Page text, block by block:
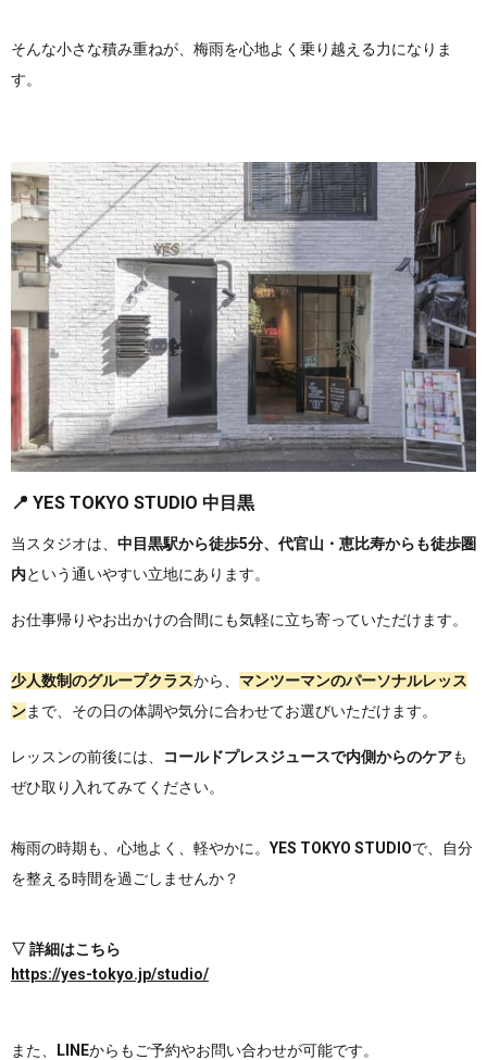
そんな小さな積み重ねが、梅雨を心地よく乗り越える力になりま
す。
📍 YES TOKYO STUDIO 中目黒
当スタジオは、 中目黒駅から徒歩5分、代官山・恵比寿からも徒歩圏
内という通いやすい立地にあります。
お仕事帰りやお出かけの合間にも気軽に立ち寄っていただけます。
少人数制のグループクラスから、 マンツーマンのパーソナルレッス
ンまで、その日の体調や気分に合わせてお選びいただけます。
レッスンの前後には、 コールドプレスジュースで内側からのケアも
ぜひ取り入れてみてください。
梅雨の時期も、心地よく、軽やかに。 YES TOKYO STUDIOで、自分
を整える時間を過ごしませんか？
▽ 詳細はこちら
https://yes-tokyo.jp/studio/
また、 LINEからもご予約やお問い合わせが可能です。